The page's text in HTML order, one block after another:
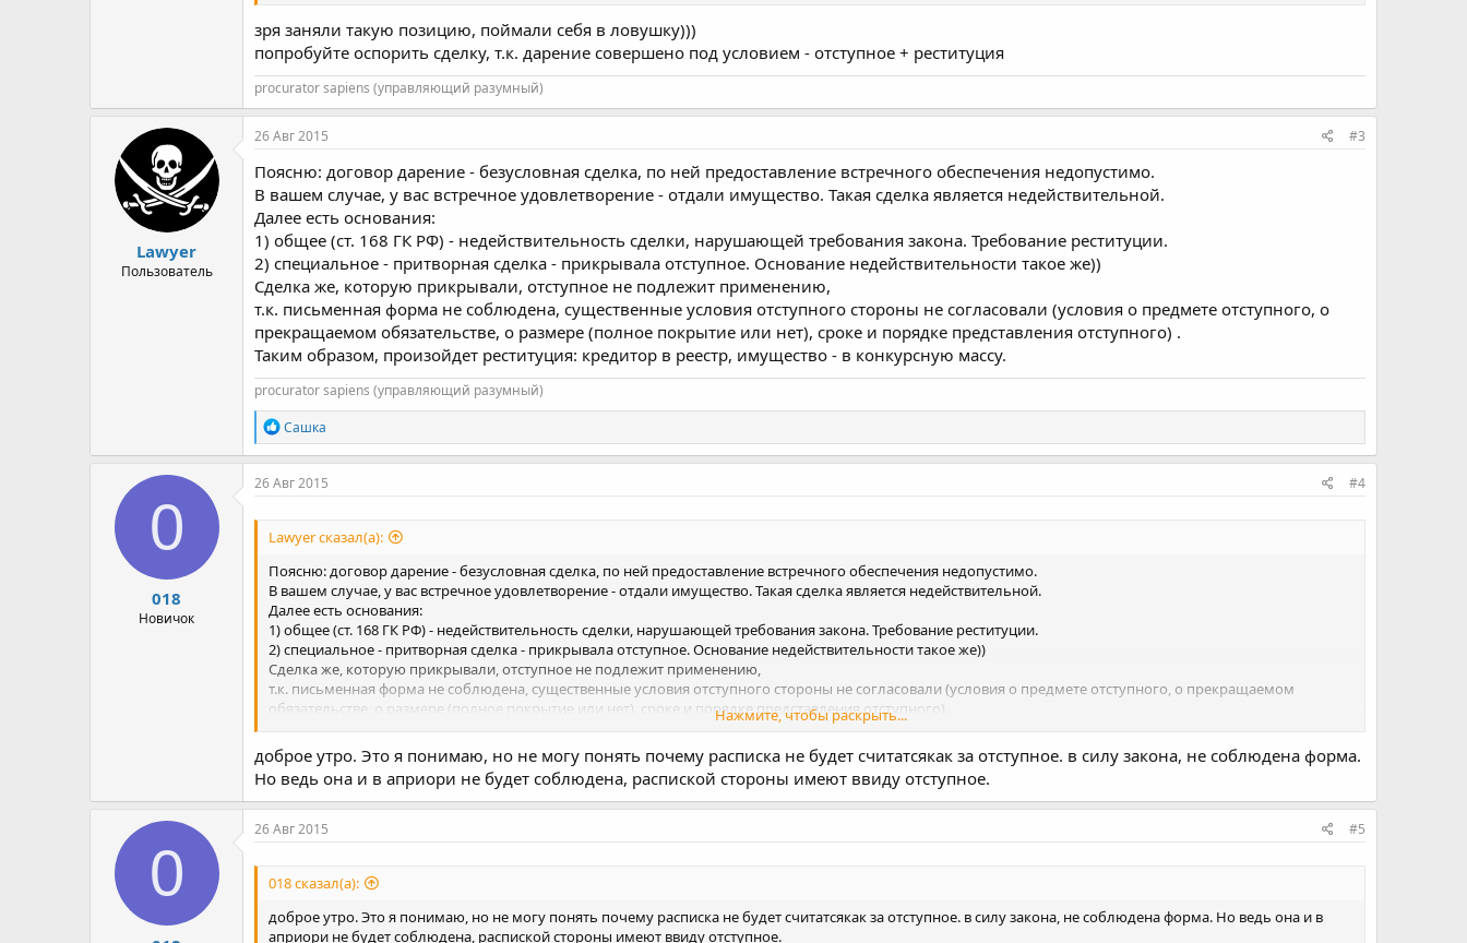
Подскажите, что делать, как в данном случае быть? Заранее благодарен.
зря заняли такую позицию, поймали себя в ловушку)))
попробуйте оспорить сделку, т.к. дарение совершено под условием - отступное + реституция
procurator sapiens (управляющий разумный)
Lawyer
Пользователь
26 Авг 2015 #3
Поясню: договор дарение - безусловная сделка, по ней предоставление встречного обеспечения недопустимо.
В вашем случае, у вас встречное удовлетворение - отдали имущество. Такая сделка является недействительной.
Далее есть основания:
1) общее (ст. 168 ГК РФ) - недействительность сделки, нарушающей требования закона. Требование реституции.
2) специальное - притворная сделка - прикрывала отступное. Основание недействительности такое же))
Сделка же, которую прикрывали, отступное не подлежит применению,
т.к. письменная форма не соблюдена, существенные условия отступного стороны не согласовали (условия о предмете отступного, о
прекращаемом обязательстве, о размере (полное покрытие или нет), сроке и порядке представления отступного) .
Таким образом, произойдет реституция: кредитор в реестр, имущество - в конкурсную массу.
procurator sapiens (управляющий разумный)
Р
е
а
к
:
Сашка
0
018
Новичок
26 Авг 2015 #4
Lawyer сказал(а):
Поясню: договор дарение - безусловная сделка, по ней предоставление встречного обеспечения недопустимо.
В вашем случае, у вас встречное удовлетворение - отдали имущество. Такая сделка является недействительной.
Далее есть основания:
1) общее (ст. 168 ГК РФ) - недействительность сделки, нарушающей требования закона. Требование реституции.
2) специальное - притворная сделка - прикрывала отступное. Основание недействительности такое же))
Сделка же, которую прикрывали, отступное не подлежит применению,
т.к. письменная форма не соблюдена, существенные условия отступного стороны не согласовали (условия о предмете отступного, о прекращаемом
обязательстве, о размере (полное покрытие или нет), сроке и порядке представления отступного) .
Таким образом, произойдет реституция: кредитор в реестр, имущество - в конкурсную массу.
Нажмите, чтобы раскрыть...
доброе утро. Это я понимаю, но не могу понять почему расписка не будет считатсякак за отступное. в силу закона, не соблюдена форма.
Но ведь она и в априори не будет соблюдена, распиской стороны имеют ввиду отступное.
0
26 Авг 2015 #5
018 сказал(а):
доброе утро. Это я понимаю, но не могу понять почему расписка не будет считатсякак за отступное. в силу закона, не соблюдена форма. Но ведь она и в
априори не будет соблюдена, распиской стороны имеют ввиду отступное.